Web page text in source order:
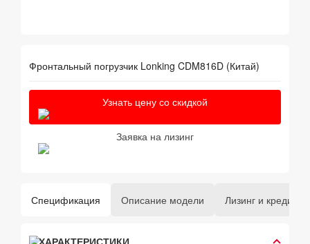
Фронтальный погрузчик Lonking CDM816D (Китай)
Узнать цену со скидкой
Заявка на лизинг
Спецификация Описание модели Лизинг и кредит
ХАРАКТЕРИСТИКИ